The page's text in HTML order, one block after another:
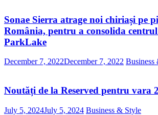
Sonae Sierra atrage noi chiriași pe
România, pentru a consolida
ParkLake
December 7, 2022December 7, 2022 Business
Noutăți de la Reserved pentru vara
July 5, 2024July 5, 2024 Business & Style